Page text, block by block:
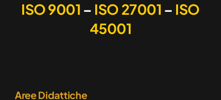
ISO 9001 – ISO 27001 – ISO
45001
Aree Didattiche